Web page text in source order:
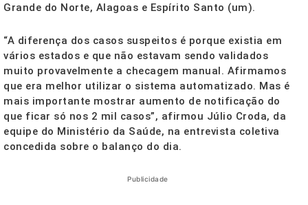
Grande do Norte, Alagoas e Espírito Santo (um).
“A diferença dos casos suspeitos é porque existia em
vários estados e que não estavam sendo validados
muito provavelmente a checagem manual. Afirmamos
que era melhor utilizar o sistema automatizado. Mas é
mais importante mostrar aumento de notificação do
que ficar só nos 2 mil casos”, afirmou Júlio Croda, da
equipe do Ministério da Saúde, na entrevista coletiva
concedida sobre o balanço do dia.
Publicidade